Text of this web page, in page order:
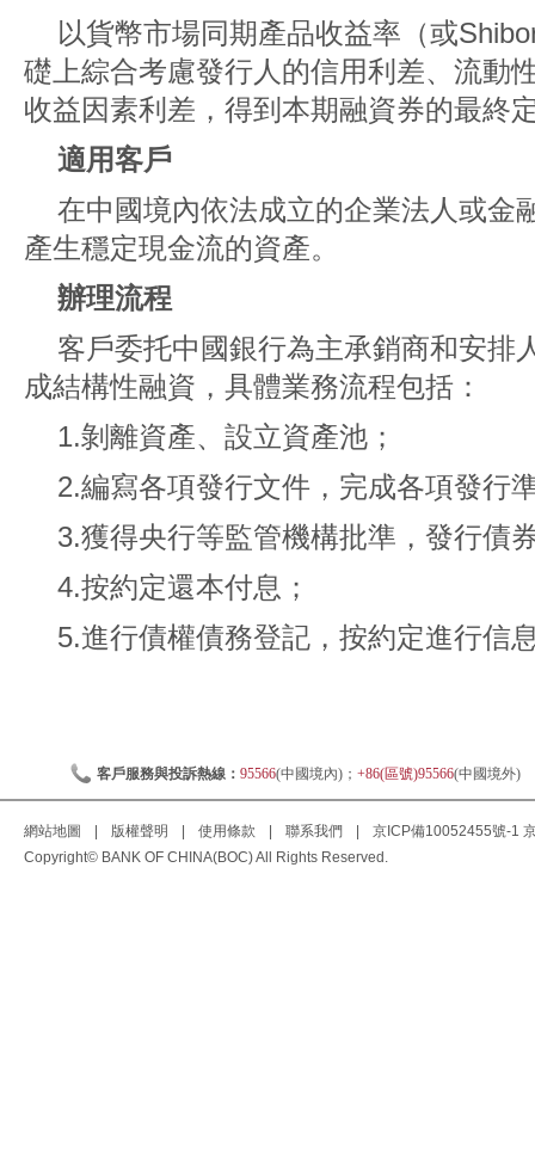
以貨幣市場同期產品收益率（或
礎上綜合考慮發行人的信用利差、流動
收益因素利差，得到本期融資券的最終
適用客戶
在中國境內依法成立的企業法人或金
產生穩定現金流的資產。
辦理流程
客戶委托中國銀行為主承銷商和安排
成結構性融資，具體業務流程包括：
1.剝離資產、設立資產池；
2.編寫各項發行文件，完成各項發行
3.獲得央行等監管機構批準，發行債
4.按約定還本付息；
5.進行債權債務登記，按約定進行信
客戶服務與投訴熱線： 95566(中國境內)； +86(區號)95566(中國境外)
網站地圖 版權聲明 使用條款 聯系我們 京ICP備10052455號-1
Copyright© BANK OF CHINA(BOC) All Rights Reserved.